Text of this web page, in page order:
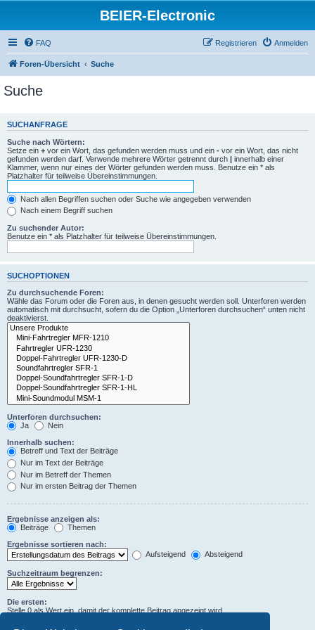
BEIER-Electronic
FAQ Anmelden
Registrieren
Foren-Übersicht Suche
Suche
SUCHANFRAGE
Suche nach Wörtern:
Setze ein + vor ein Wort, das gefunden werden muss und ein - vor ein Wort, das nicht
gefunden werden darf. Verwende mehrere Wörter getrennt durch | innerhalb einer
Klammer, wenn nur eines der Wörter gefunden werden muss. Benutze ein * als
Platzhalter für teilweise Übereinstimmungen.
Nach allen Begriffen suchen oder Suche wie angegeben verwenden
Nach einem Begriff suchen
Zu suchender Autor:
Benutze ein * als Platzhalter für teilweise Übereinstimmungen.
SUCHOPTIONEN
Zu durchsuchende Foren:
Wähle das Forum oder die Foren aus, in denen gesucht werden soll. Unterforen werden
automatisch mit durchsucht, sofern du die Option „Unterforen durchsuchen“ unten nicht
deaktivierst.
Unterforen durchsuchen:
Ja
Nein
Innerhalb suchen:
Betreff und Text der Beiträge
Nur im Text der Beiträge
Nur im Betreff der Themen
Nur im ersten Beitrag der Themen
Ergebnisse anzeigen als:
Beiträge
Themen
Ergebnisse sortieren nach:
Aufsteigend
Absteigend
Suchzeitraum begrenzen:
Die ersten:
Stelle 0 als Wert ein, damit der komplette Beitrag angezeigt wird.